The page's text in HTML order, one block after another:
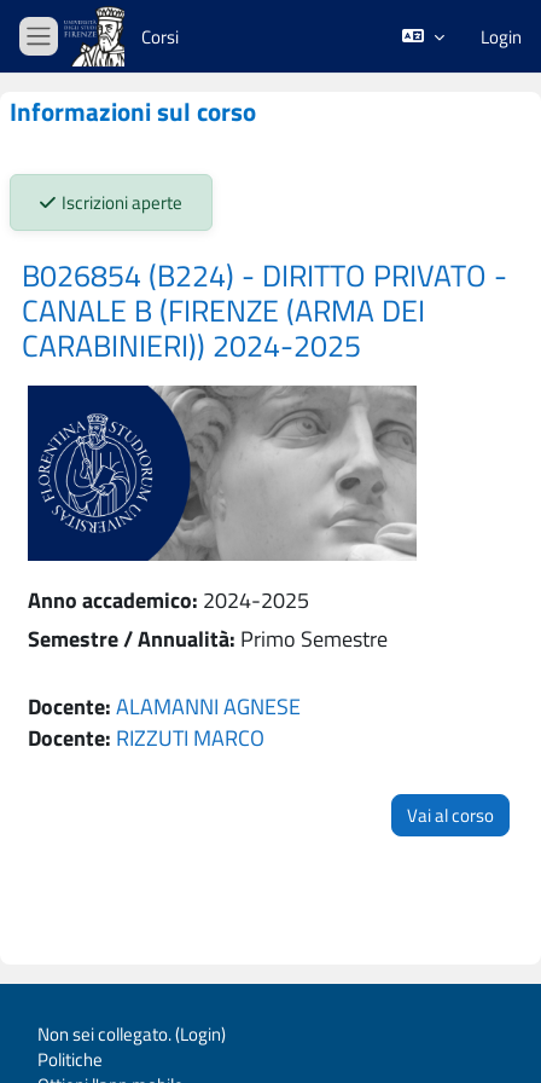
Vai al contenuto principale
Pannello laterale
Corsi Login
Informazioni sul corso
Stato iscrizioni:
Iscrizioni aperte
B026854 (B224) - DIRITTO PRIVATO -
CANALE B (FIRENZE (ARMA DEI
CARABINIERI)) 2024-2025
Anno accademico: 2024-2025
Semestre / Annualità: Primo Semestre
Docente:ALAMANNI AGNESE
Docente: RIZZUTI MARCO
Vai al corso
Non sei collegato. (Login)
Politiche